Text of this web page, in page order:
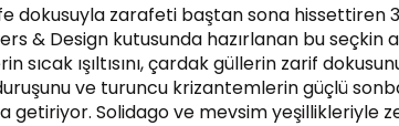
dokusuyla zarafeti baştan sona hissettiren
& Design kutusunda hazırlanan bu seçkin
sıcak ışıltısını, çardak güllerin zarif
ve turuncu krizantemlerin güçlü
getiriyor. Solidago ve mevsim yeşillikleriyle